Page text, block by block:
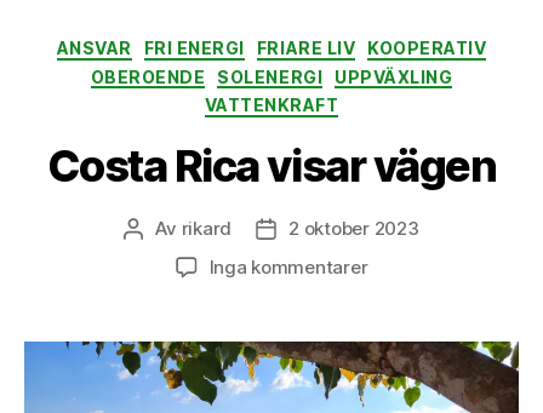
Kategorier
ANSVAR FRI ENERGI FRIARE LIV
KOOPERATIV
OBEROENDE
SOLENERGI
UPPVÄXLING
VATTENKRAFT
Costa Rica visar vägen
Inläggsförfattare
Av rikard Inläggsdatum
2 oktober 2023
Inga kommentarertill
visar
vägen